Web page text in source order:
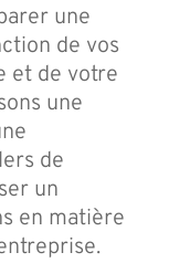
une
de vos
et de votre
une
de
un
en matière